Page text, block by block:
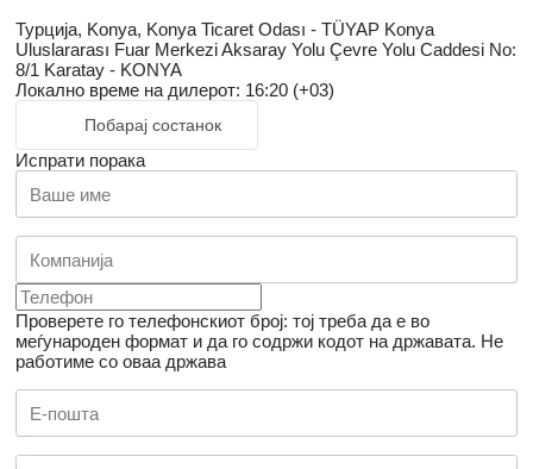
Турција, Konya, Konya Ticaret Odası - TÜYAP Konya
Uluslararası Fuar Merkezi Aksaray Yolu Çevre Yolu Caddesi No:
8/1 Karatay - KONYA
Локално време на дилерот: 16:20 (+03)
Побарај состанок
Испрати порака
Проверете го телефонскиот број: тој треба да е во
меѓународен формат и да го содржи кодот на државата. Не
работиме со оваа држава